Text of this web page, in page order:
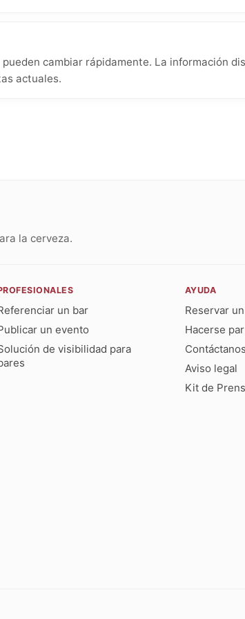
cambiar rápidamente. La información
actuales.
la cerveza.
un bar
un evento
de visibilidad para
AYUDA
Reservar
Hacerse
Contáctanos
Aviso legal
Kit de